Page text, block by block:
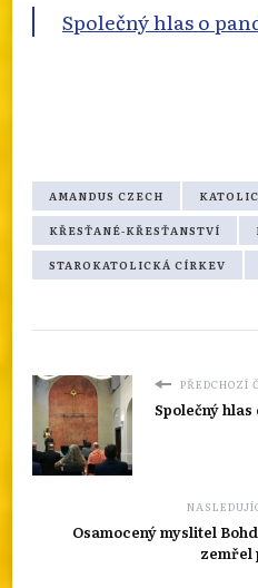
Společný hlas o
AMANDUS CZECH
KŘESŤANÉ-KŘESŤANSTVÍ
STAROKATOLICKÁ CÍRKEV
PŘEDCHOZÍ
Společný
Osamocený myslitel
zemřel